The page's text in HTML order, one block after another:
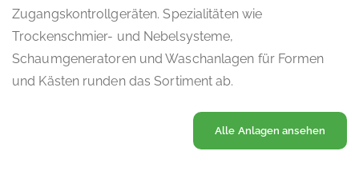
Zugangskontrollgeräten. Spezialitäten wie
Trockenschmier- und Nebelsysteme,
Schaumgeneratoren und Waschanlagen für Formen
und Kästen runden das Sortiment ab.
Alle Anlagen ansehen